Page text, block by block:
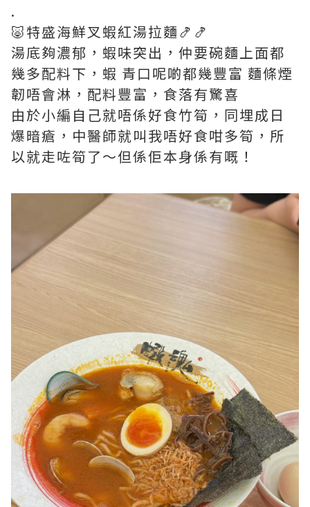
.
🐷特盛海鮮叉蝦紅湯拉麵🍤🍤
湯底夠濃郁，蝦味突出，仲要碗麵上面都
幾多配料下，蝦 青口呢啲都幾豐富 麵條煙
韌唔會淋，配料豐富，食落有驚喜
由於小編自己就唔係好食竹筍，同埋成日
爆暗瘡，中醫師就叫我唔好食咁多筍，所
以就走咗筍了～但係佢本身係有嘅！